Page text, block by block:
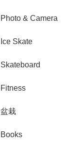
Photo & Camera
Ice Skate
Skateboard
Fitness
盆栽
Books